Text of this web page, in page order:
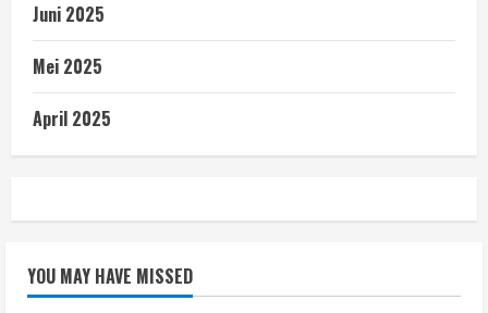
Juni 2025
Mei 2025
April 2025
YOU MAY HAVE MISSED